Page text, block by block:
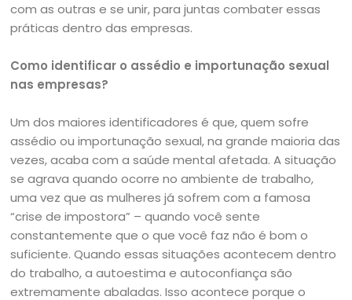
com as outras e se unir, para juntas combater essas
práticas dentro das empresas.
Como identificar o assédio e importunação sexual
nas empresas?
Um dos maiores identificadores é que, quem sofre
assédio ou importunação sexual, na grande maioria das
vezes, acaba com a saúde mental afetada. A situação
se agrava quando ocorre no ambiente de trabalho,
uma vez que as mulheres já sofrem com a famosa
“crise de impostora” – quando você sente
constantemente que o que você faz não é bom o
suficiente. Quando essas situações acontecem dentro
do trabalho, a autoestima e autoconfiança são
extremamente abaladas. Isso acontece porque o